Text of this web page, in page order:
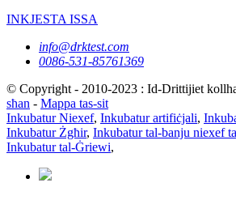
INKJESTA ISSA
info@drktest.com
0086-531-85761369
© Copyright - 2010-2023 : Id-Drittijiet
sħan - Mappa tas-sit
Inkubatur Niexef, Inkubatur artifiċjali,
Inkubatur Żgħir, Inkubatur tal-banju niexef
Inkubatur tal-Ġriewi,